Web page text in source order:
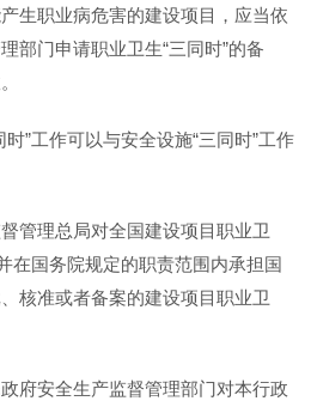
生职业病危害的建设项目，应当依
部门申请职业卫生“三同时”的备
”工作可以与安全设施“三同时”工作
管理总局对全国建设项目职业卫
在国务院规定的职责范围内承担国
核准或者备案的建设项目职业卫
府安全生产监督管理部门对本行政